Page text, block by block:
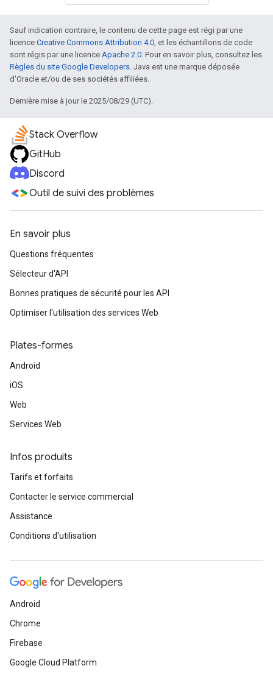
Sauf indication contraire, le contenu de cette page est régi par une
licence Creative Commons Attribution 4.0, et les échantillons de code
sont régis par une licence Apache 2.0. Pour en savoir plus, consultez les
Règles du site Google Developers. Java est une marque déposée
d'Oracle et/ou de ses sociétés affiliées.
Dernière mise à jour le 2025/08/29 (UTC).
Stack Overflow
GitHub
Discord
Outil de suivi des problèmes
En savoir plus
Questions fréquentes
Sélecteur d'API
Bonnes pratiques de sécurité pour les API
Optimiser l'utilisation des services Web
Plates-formes
Android
iOS
Web
Services Web
Infos produits
Tarifs et forfaits
Contacter le service commercial
Assistance
Conditions d'utilisation
Android
Chrome
Firebase
Google Cloud Platform